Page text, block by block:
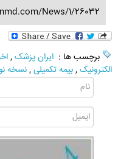
News/1/26032
برچسب ها : ایران پزشک,
الکترونیک,بیمه تکمیلی,نسخه